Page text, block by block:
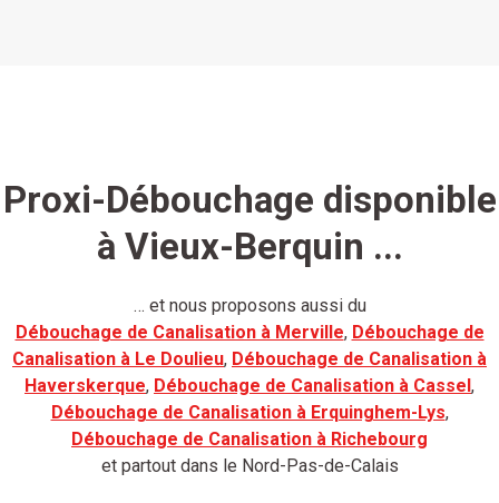
Proxi-Débouchage disponible
à Vieux-Berquin ...
… et nous proposons aussi du
Débouchage de Canalisation à Merville, Débouchage de
Canalisation à Le Doulieu, Débouchage de Canalisation à
Haverskerque, Débouchage de Canalisation à Cassel ,
Débouchage de Canalisation à Erquinghem-Lys,
Débouchage de Canalisation à Richebourg
et partout dans le Nord-Pas-de-Calais